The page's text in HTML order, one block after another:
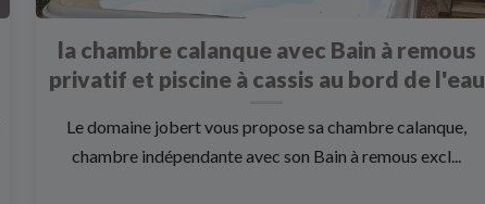
la chambre calanque avec Bain à remous
privatif et piscine à cassis au bord de l'eau
Le domaine jobert vous propose sa chambre calanque,
chambre indépendante avec son Bain à remous excl...